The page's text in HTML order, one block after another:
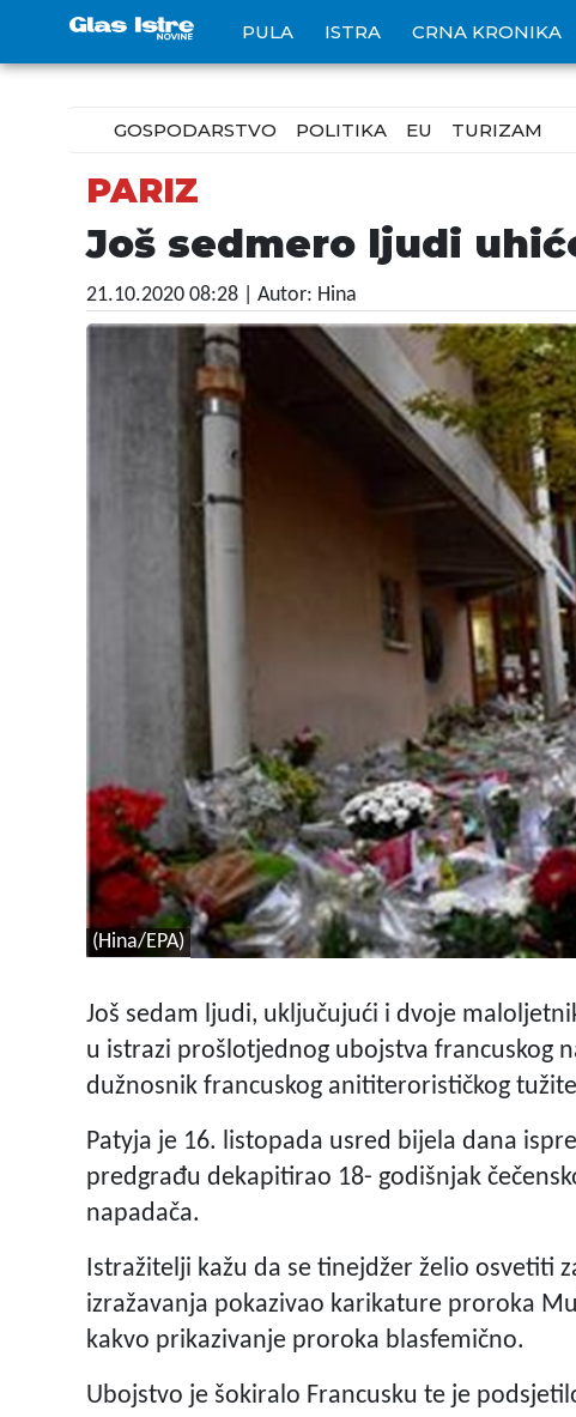
PULA ISTRA CRNA KRONIKA
GOSPODARSTVO POLITIKA EU TURIZAM
PARIZ
Još sedmero ljudi
21.10.2020 08:28 | Autor: Hina
(Hina/EPA)
Još sedam ljudi, uključujući i dvoje
u istrazi prošlotjednog ubojstva francuskog
dužnosnik francuskog anititerorističkog
Patyja je 16. listopada usred bijela dana
predgrađu dekapitirao 18- godišnjak
napadača.
Istražitelji kažu da se tinejdžer želio osvetiti
izražavanja pokazivao karikature proroka
kakvo prikazivanje proroka blasfemično.
Ubojstvo je šokiralo Francusku te je